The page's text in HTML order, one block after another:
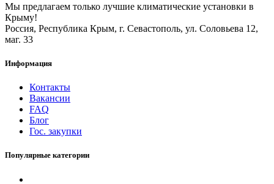
Мы предлагаем только лучшие климатические установки в
Крыму!
Россия, Республика Крым, г. Севастополь, ул. Соловьева 12,
маг. 33
Информация
Контакты
Вакансии
FAQ
Блог
Гос. закупки
Популярные категории